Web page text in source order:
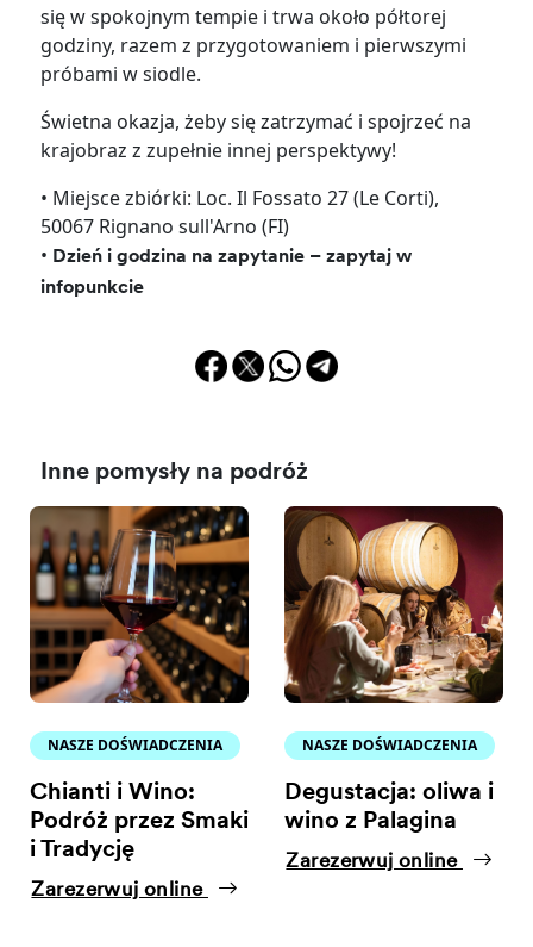
się w spokojnym tempie i trwa około półtorej
godziny, razem z przygotowaniem i pierwszymi
próbami w siodle.
Świetna okazja, żeby się zatrzymać i spojrzeć na
krajobraz z zupełnie innej perspektywy!
• Miejsce zbiórki: Loc. Il Fossato 27 (Le Corti),
50067 Rignano sull'Arno (FI)
• Dzień i godzina na zapytanie – zapytaj w
infopunkcie
Inne pomysły na podróż
NASZE DOŚWIADCZENIA
Chianti i Wino:
Podróż przez Smaki
i Tradycję
Zarezerwuj online
NASZE DOŚWIADCZENIA
Degustacja: oliwa i
wino z Palagina
Zarezerwuj online